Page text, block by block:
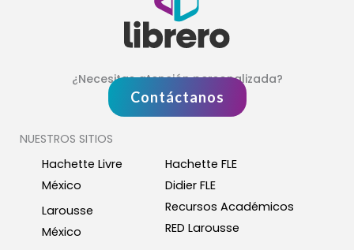
¿Necesitas atención personalizada?
Contáctanos
NUESTROS SITIOS
Hachette Livre
México
Larousse
México
Hachette FLE
Didier FLE
Recursos Académicos
RED Larousse